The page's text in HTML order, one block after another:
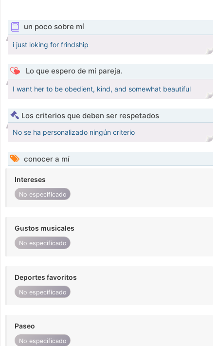
un poco sobre mí
i just loking for frindship
Lo que espero de mi pareja.
I want her to be obedient, kind, and somewhat beautiful
Los criterios que deben ser respetados
No se ha personalizado ningún criterio
conocer a mí
Intereses
No especificado
Gustos musicales
No especificado
Deportes favoritos
No especificado
Paseo
No especificado